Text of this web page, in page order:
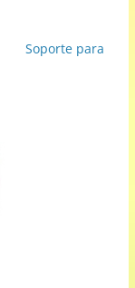
Soporte para